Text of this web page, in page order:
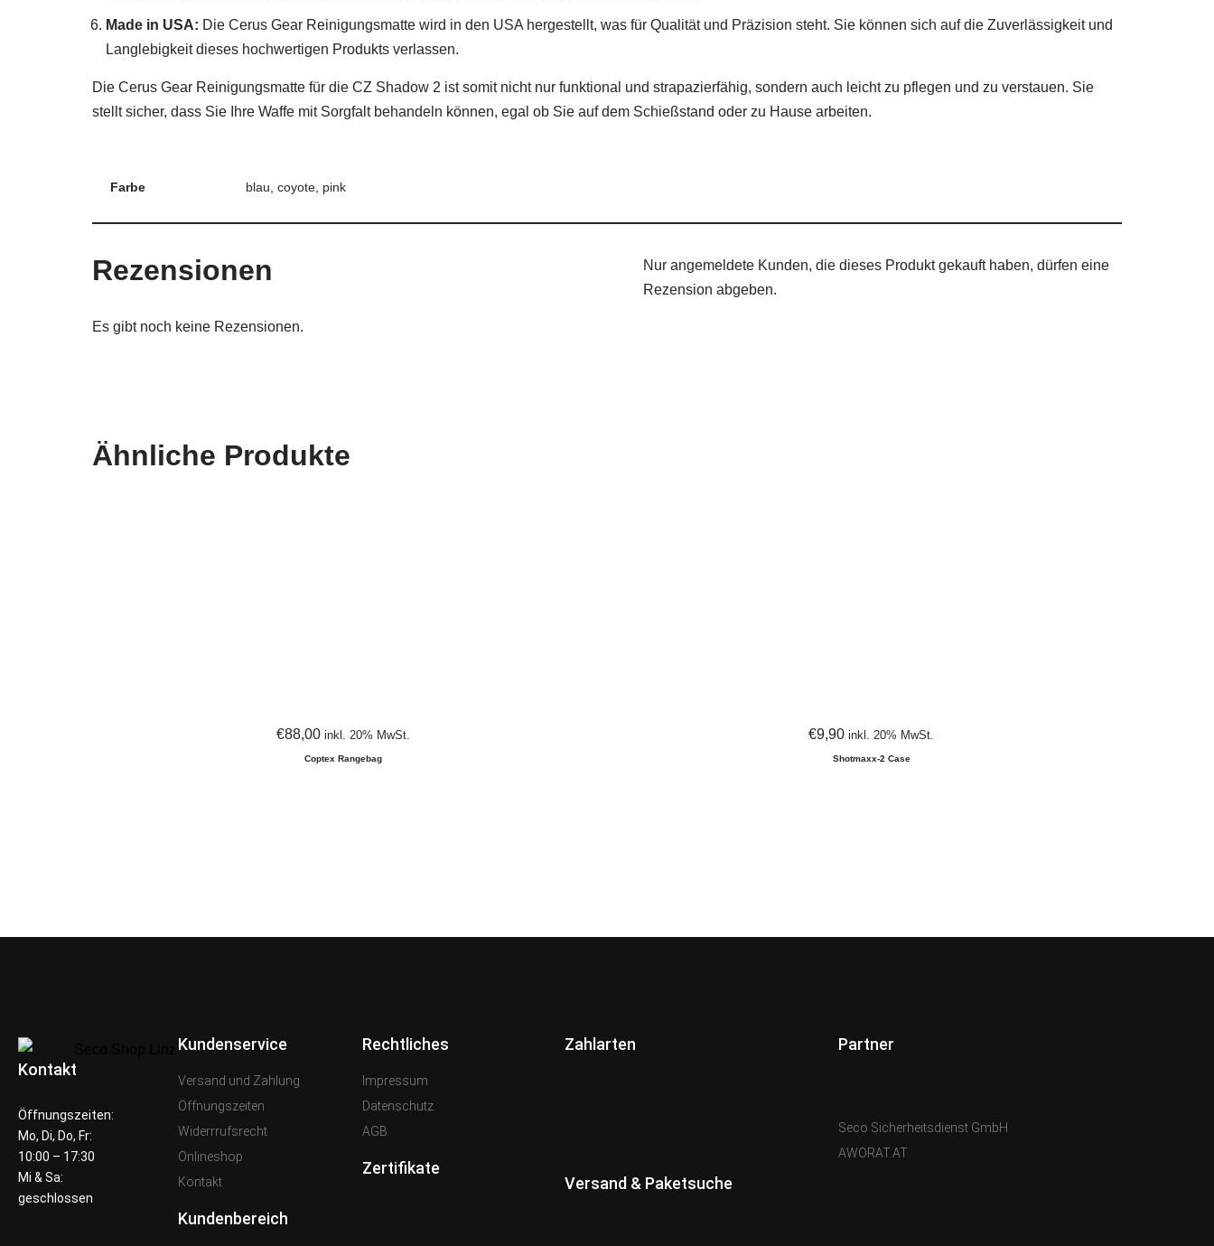
Made in USA: Die Cerus Gear Reinigungsmatte wird in den USA hergestellt, was für Qualität und Präzision steht. Sie können sich auf die Zuverlässigkeit und
Langlebigkeit dieses hochwertigen Produkts verlassen.
Die Cerus Gear Reinigungsmatte für die CZ Shadow 2 ist somit nicht nur funktional und strapazierfähig, sondern auch leicht zu pflegen und zu verstauen. Sie
stellt sicher, dass Sie Ihre Waffe mit Sorgfalt behandeln können, egal ob Sie auf dem Schießstand oder zu Hause arbeiten.
Farbe blau, coyote, pink
Rezensionen
Es gibt noch keine Rezensionen.
Nur angemeldete Kunden, die dieses Produkt gekauft haben, dürfen eine
Rezension abgeben.
Ähnliche Produkte
€88,00 inkl. 20% MwSt.
Coptex Rangebag
€9,90 inkl. 20% MwSt.
Shotmaxx-2 Case
Kontakt
Öffnungszeiten:
Mo, Di, Do, Fr:
10:00 – 17:30
Mi & Sa:
geschlossen
Kundenservice
Versand und Zahlung
Öffnungszeiten
Widerrrufsrecht
Onlineshop
Kontakt
Kundenbereich
Rechtliches
Impressum
Datenschutz
AGB
Zertifikate
Zahlarten
Versand & Paketsuche
Partner
Seco Sicherheitsdienst GmbH
AWORAT.AT